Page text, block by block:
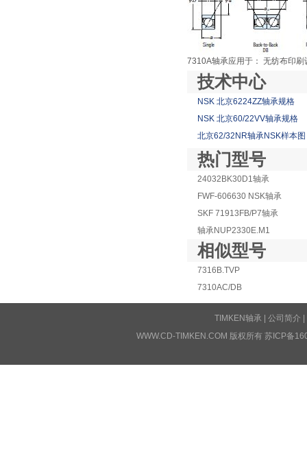
7310A轴承应用于： 无纺布印
技术中心
NSK 北京6224ZZ轴承规格
NSK 北京60/22VV轴承规格
北京62/32NR轴承NSK样本图
热门型号
24032BK30D1轴承
FWF-606630 NSK轴承
SKF 71913FB/P7轴承
轴承NUP2330E.M1
相似型号
7316B.TVP
7310AC/DB
TIMKEN轴承 公司简介
WWW.CD-TIMKEN.COM 版权所有 苏ICP备